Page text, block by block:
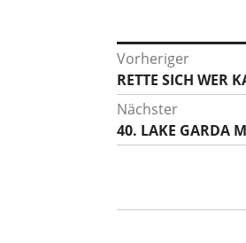
Vorheriger
Vorheriger
Beitrag:
RETTE SICH WER
Nächster
Nächster
Beitrag:
40. LAKE GARDA